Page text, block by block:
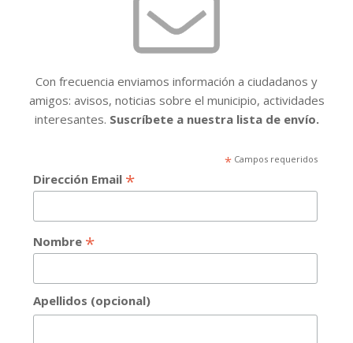
Con frecuencia enviamos información a ciudadanos y
amigos: avisos, noticias sobre el municipio, actividades
interesantes. Suscríbete a nuestra lista de envío.
*Campos requeridos
Dirección Email *
Nombre *
Apellidos (opcional)